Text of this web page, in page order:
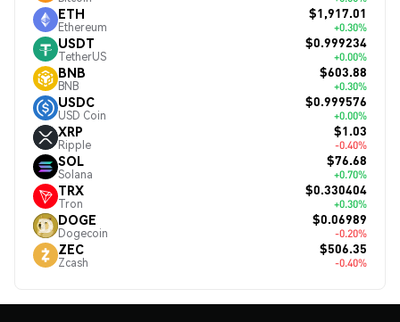
ETH
Ethereum
$1,917.01
+0.30%
USDT
TetherUS
$0.999234
+0.00%
BNB
BNB
$603.88
+0.30%
USDC
USD Coin
$0.999576
+0.00%
XRP
Ripple
$1.03
-0.40%
SOL
Solana
$76.68
+0.70%
TRX
Tron
$0.330404
+0.30%
DOGE
Dogecoin
$0.06989
-0.20%
ZEC
Zcash
$506.35
-0.40%